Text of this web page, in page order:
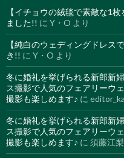
【イチョウの絨毯で素敵な1
ました!! に Y・O より
【純白のウェディングドレス
き!! に Y・O より
冬に婚礼を挙げられる新郎新
ス撮影で人気のフェアリーウ
撮影も楽しめます♪ に
冬に婚礼を挙げられる新郎新
ス撮影で人気のフェアリーウ
撮影も楽しめます♪ に 須藤江